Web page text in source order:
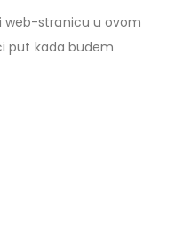
web-stranicu u ovom
put kada budem